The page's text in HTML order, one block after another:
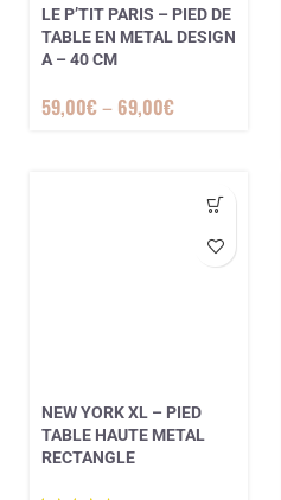
7 avis
LE P’TIT PARIS – PIED DE
TABLE EN METAL DESIGN
A – 40 CM
59,00€– 69,00€
NEW YORK XL – PIED
TABLE HAUTE METAL
RECTANGLE